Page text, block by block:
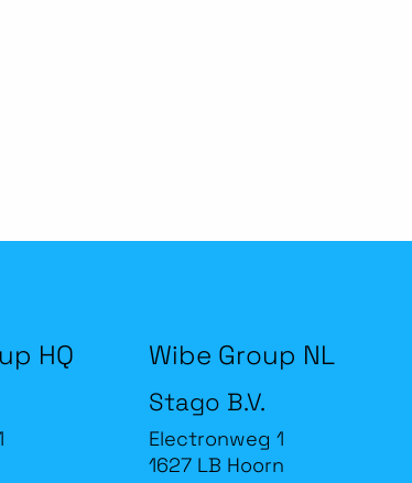
HQ Wibe Group NL
Stago B.V.
Electronweg 1
1627 LB Hoorn